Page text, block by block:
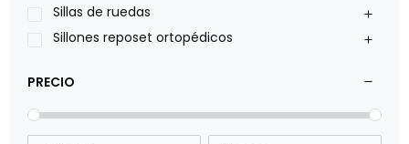
Xiehe Medical
Sillas de ruedas
Sillones reposet ortopédicos
PRECIO